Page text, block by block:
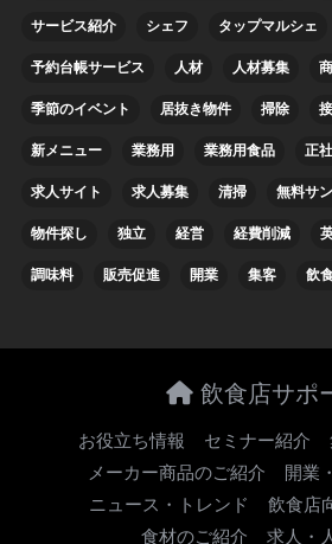
サービス紹介 シェフ タップマルシェ
予約台帳サービス 人材 人材募集
季節のイベント 居抜き物件 掃除
新メニュー 業務用 業務用食品 正
求人サイト 求人募集 清掃 無料サ
物件探し 独立 経営 経費削減
調味料 販売促進 開業 集客 飲
飲食店サポ
お役立ち情報 セミナー紹介
メーカー商品のご紹介
開業
ニュース・トレンド
飲食店
食材のご紹介
求人・